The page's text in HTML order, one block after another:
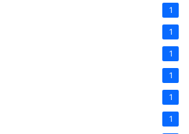
1
1
1
1
1
1